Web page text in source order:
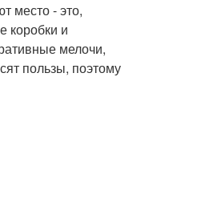
место - это,
коробки и
мелочи,
пользы, поэтому